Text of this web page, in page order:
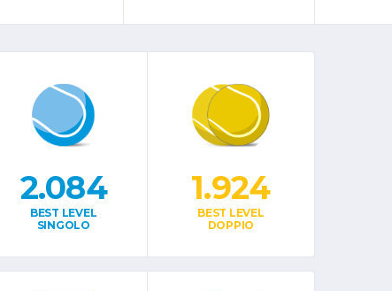
2.084
BEST LEVEL
SINGOLO
1.924
BEST LEVEL
DOPPIO